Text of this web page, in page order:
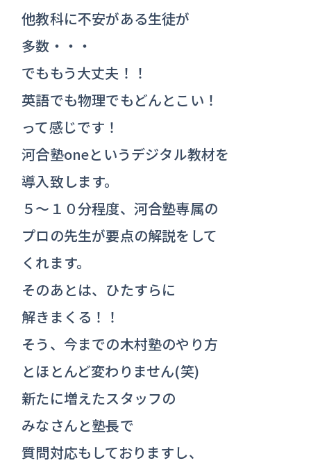
他教科に不安がある生徒が
多数・・・
でももう大丈夫！！
英語でも物理でもどんとこい！
って感じです！
河合塾oneというデジタル教材を
導入致します。
５～１０分程度、河合塾専属の
プロの先生が要点の解説をして
くれます。
そのあとは、ひたすらに
解きまくる！！
そう、今までの木村塾のやり方
とほとんど変わりません(笑)
新たに増えたスタッフの
みなさんと塾長で
質問対応もしておりますし、